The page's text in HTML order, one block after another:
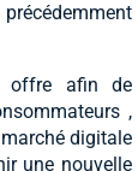
offre afin de
,
digitale
une nouvelle